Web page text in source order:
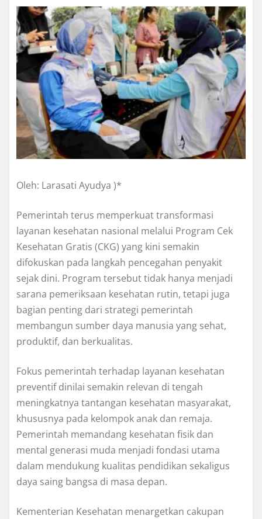
Oleh: Larasati Ayudya )*
Pemerintah terus memperkuat transformasi
layanan kesehatan nasional melalui Program Cek
Kesehatan Gratis (CKG) yang kini semakin
difokuskan pada langkah pencegahan penyakit
sejak dini. Program tersebut tidak hanya menjadi
sarana pemeriksaan kesehatan rutin, tetapi juga
bagian penting dari strategi pemerintah
membangun sumber daya manusia yang sehat,
produktif, dan berkualitas.
Fokus pemerintah terhadap layanan kesehatan
preventif dinilai semakin relevan di tengah
meningkatnya tantangan kesehatan masyarakat,
khususnya pada kelompok anak dan remaja.
Pemerintah memandang kesehatan fisik dan
mental generasi muda menjadi fondasi utama
dalam mendukung kualitas pendidikan sekaligus
daya saing bangsa di masa depan.
Kementerian Kesehatan menargetkan cakupan